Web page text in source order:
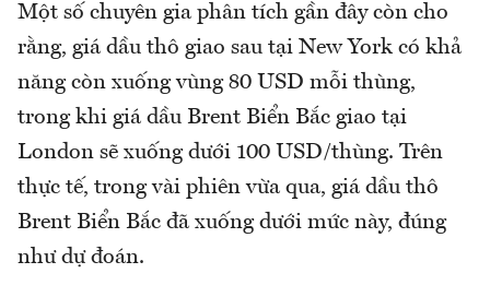
Một số chuyên gia phân tích gần đây còn cho
rằng, giá dầu thô giao sau tại New York có khả
năng còn xuống vùng 80 USD mỗi thùng,
trong khi giá dầu Brent Biển Bắc giao tại
London sẽ xuống dưới 100 USD/thùng. Trên
thực tế, trong vài phiên vừa qua, giá dầu thô
Brent Biển Bắc đã xuống dưới mức này, đúng
như dự đoán.